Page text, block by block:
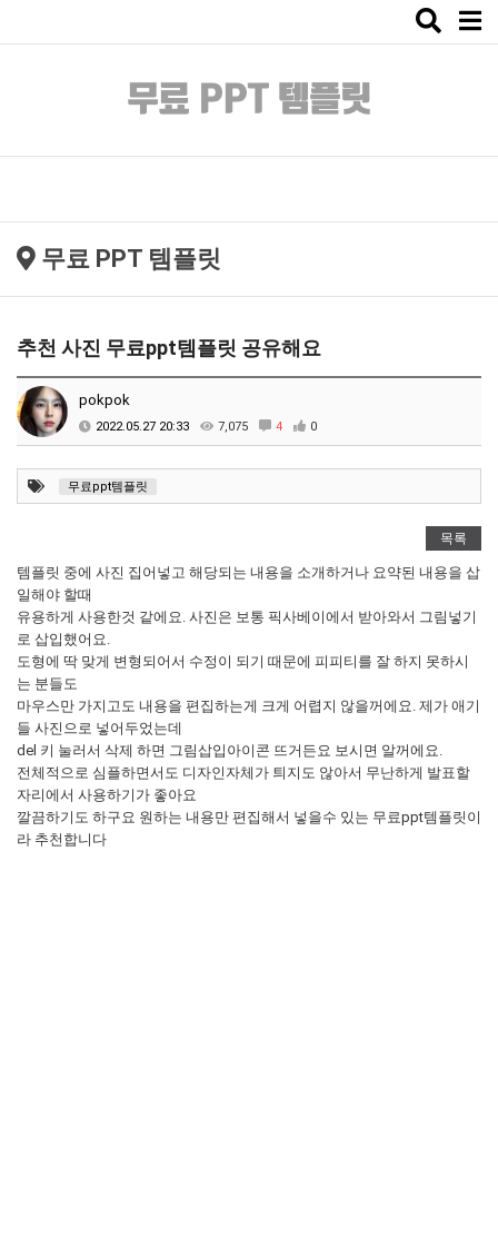
Toggle
무료 PPT 템플릿
추천 사진 무료ppt템플릿 공유해요
pokpok
2022.05.27 20:33 7,075 4 0
무료ppt템플릿
목록
템플릿 중에 사진 집어넣고 해당되는 내용을 소개하거나 요약된 내용을 삽
일해야 할때
유용하게 사용한것 같에요. 사진은 보통 픽사베이에서 받아와서 그림넣기
로 삽입했어요.
도형에 딱 맞게 변형되어서 수정이 되기 때문에 피피티를 잘 하지 못하시
는 분들도
마우스만 가지고도 내용을 편집하는게 크게 어렵지 않을꺼에요. 제가 애기
들 사진으로 넣어두었는데
del 키 눌러서 삭제 하면 그림삽입아이콘 뜨거든요 보시면 알꺼에요.
전체적으로 심플하면서도 디자인자체가 틔지도 않아서 무난하게 발표할
자리에서 사용하기가 좋아요
깔끔하기도 하구요 원하는 내용만 편집해서 넣을수 있는 무료ppt템플릿이
라 추천합니다